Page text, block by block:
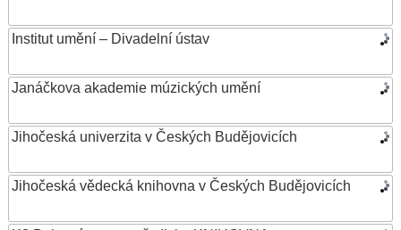
Institut umění – Divadelní ústav
Janáčkova akademie múzických umění
Jihočeská univerzita v Českých Budějovicích
Jihočeská vědecká knihovna v Českých Budějovicích